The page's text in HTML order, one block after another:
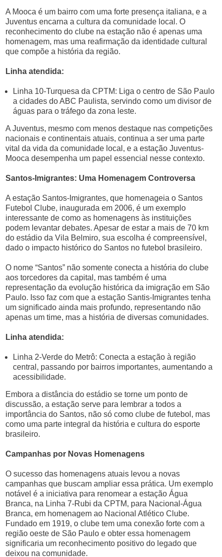
A Mooca é um bairro com uma forte presença italiana, e a
Juventus encarna a cultura da comunidade local. O
reconhecimento do clube na estação não é apenas uma
homenagem, mas uma reafirmação da identidade cultural
que compõe a história da região.
Linha atendida:
Linha 10-Turquesa da CPTM: Liga o centro de São Paulo
a cidades do ABC Paulista, servindo como um divisor de
águas para o tráfego da zona leste.
A Juventus, mesmo com menos destaque nas competições
nacionais e continentais atuais, continua a ser uma parte
vital da vida da comunidade local, e a estação Juventus-
Mooca desempenha um papel essencial nesse contexto.
Santos-Imigrantes: Uma Homenagem Controversa
A estação Santos-Imigrantes, que homenageia o Santos
Futebol Clube, inaugurada em 2006, é um exemplo
interessante de como as homenagens às instituições
podem levantar debates. Apesar de estar a mais de 70 km
do estádio da Vila Belmiro, sua escolha é compreensível,
dado o impacto histórico do Santos no futebol brasileiro.
O nome “Santos” não somente conecta a história do clube
aos torcedores da capital, mas também é uma
representação da evolução histórica da imigração em São
Paulo. Isso faz com que a estação Santis-Imigrantes tenha
um significado ainda mais profundo, representando não
apenas um time, mas a história de diversas comunidades.
Linha atendida:
Linha 2-Verde do Metrô: Conecta a estação à região
central, passando por bairros importantes, aumentando a
acessibilidade.
Embora a distância do estádio se torne um ponto de
discussão, a estação serve para lembrar a todos a
importância do Santos, não só como clube de futebol, mas
como uma parte integral da história e cultura do esporte
brasileiro.
Campanhas por Novas Homenagens
O sucesso das homenagens atuais levou a novas
campanhas que buscam ampliar essa prática. Um exemplo
notável é a iniciativa para renomear a estação Água
Branca, na Linha 7-Rubi da CPTM, para Nacional-Água
Branca, em homenagem ao Nacional Atlético Clube.
Fundado em 1919, o clube tem uma conexão forte com a
região oeste de São Paulo e obter essa homenagem
significaria um reconhecimento positivo do legado que
deixou na comunidade.